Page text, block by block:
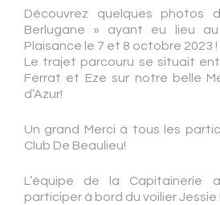
Découvrez quelques
Berlugane » ayant eu lieu
Plaisance le 7 et 8 octobre 2023 !
Le trajet parcouru se situait
Ferrat et Eze sur notre belle
d’Azur!
Un grand Merci à tous les
Club De Beaulieu!
L’équipe de la Capitainerie
participer à bord du voilier Jessie !